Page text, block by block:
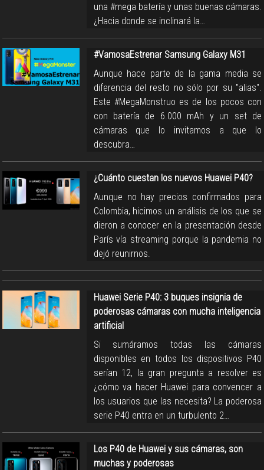
una #mega batería y unas buenas cámaras.
¿Hacia donde se inclinará la…
#VamosaEstrenar Samsung Galaxy M31
Aunque hace parte de la gama media se
diferencia del resto no sólo por su "alias".
Este #MegaMonstruo es de los pocos con
con batería de 6.000 mAh y un set de
cámaras que lo invitamos a que lo
descubra…
¿Cuánto cuestan los nuevos Huawei P40?
Aunque no hay precios confirmados para
Colombia, hicimos un análisis de los que se
dieron a conocer en la presentación desde
París vía streaming porque la pandemia no
dejó reunirnos.
Huawei Serie P40: 3 buques insignia de
poderosas cámaras con mucha inteligencia
artificial
Si sumáramos todas las cámaras
disponibles en todos los dispositivos P40
serían 12, la gran pregunta a resolver es
¿cómo va hacer Huawei para convencer a
los usuarios que las necesita? La poderosa
serie P40 entra en un turbulento 2…
Los P40 de Huawei y sus cámaras, son
muchas y poderosas